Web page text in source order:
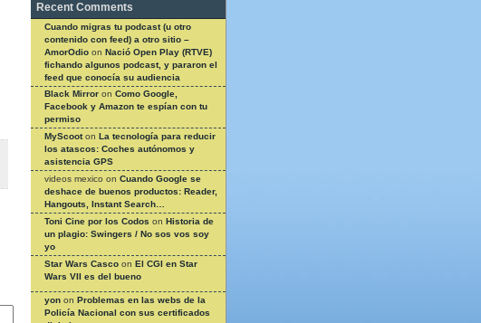
Recent Comments
Cuando migras tu podcast (u otro
contenido con feed) a otro sitio –
AmorOdio on Nació Open Play (RTVE)
fichando algunos podcast, y pararon el
feed que conocía su audiencia
Black Mirror on Como Google,
Facebook y Amazon te espían con tu
permiso
MyScooton La tecnología para reducir
los atascos: Coches autónomos y
asistencia GPS
videos mexico on Cuando Google se
deshace de buenos productos: Reader,
Hangouts, Instant Search…
Toni Cine por los Codos on Historia de
un plagio: Swingers / No sos vos soy
yo
Star Wars Casco on El CGI en Star
Wars VII es del bueno
yon on Problemas en las webs de la
Policía Nacional con sus certificados